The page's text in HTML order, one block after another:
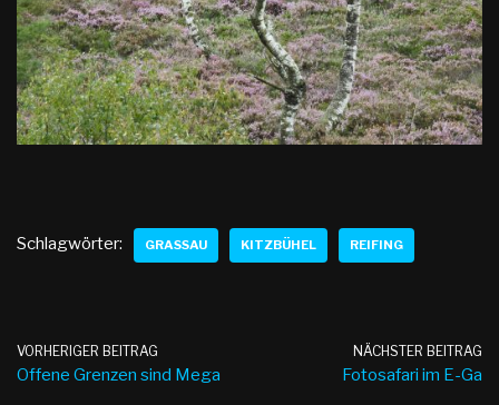
Schlagwörter: GRASSAU KITZBÜHEL REIFING
VORHERIGER BEITRAG
Offene Grenzen sind Mega
NÄCHSTER BEITRAG
Fotosafari im E-Ga